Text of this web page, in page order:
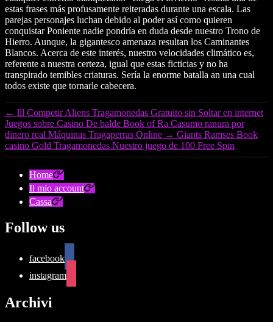
estas frases más profusamente reiteradas durante una escala. Las
parejas personajes luchan debido al poder así­ como quieren
conquistar Poniente nadie pondrí­a en duda desde nuestro Trono de
Hierro. Aunque, la gigantesco amenaza resultan los Caminantes
Blancos. Acerca de este interés, nuestro velocidades climático es,
referente a nuestra certeza, igual que estas ficticias y no ha
transpirado temibles criaturas. Serí­a la enorme batalla an una cual
todos existe que tornarle cabecera.
← lll Competir Aliens Tragamonedas Gratuito sin Soltar en internet
Juegos sobre Casino De balde Book of Ra Casumo ranura por
dinero real Máquinas Tragaperras Online → Giants Ramses Book
casino Gold Tragamonedas Nuestro juego de 100 Free Spin
Home
Il mio account
Cassa
Follow us
facebook
instagram
Archivi